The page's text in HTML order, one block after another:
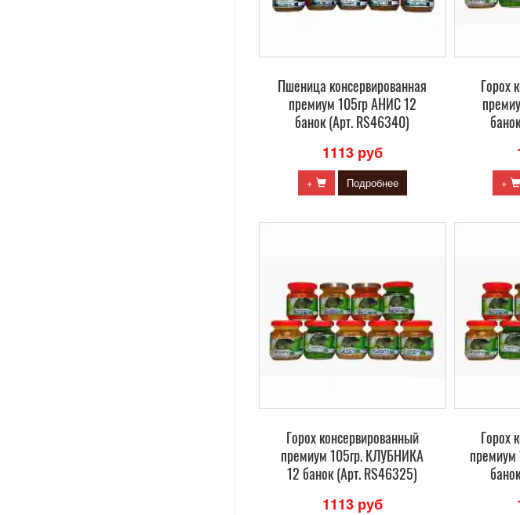
Пшеница консервированная
премиум 105гр АНИС 12
банок (Арт. RS46340)
1113 руб
+ Подробнее
Горох
+
Горох консервированный
премиум 105гр. КЛУБНИКА
12 банок (Арт. RS46325)
1113 руб
Горох